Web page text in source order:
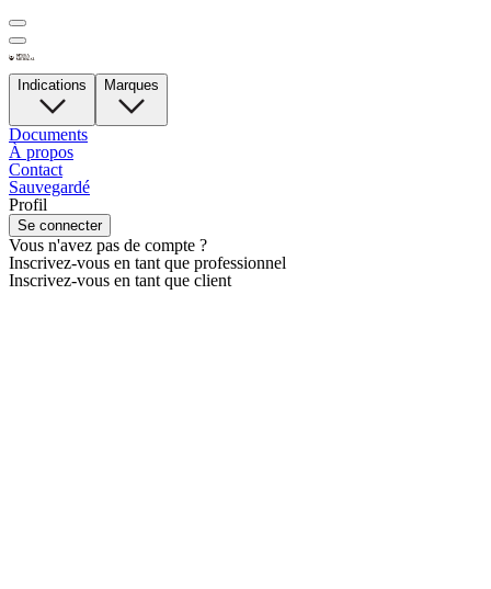
Indications Marques
Documents
À propos
Contact
Sauvegardé
Profil
Se connecter
Vous n'avez pas de compte ?
Inscrivez-vous en tant que professionnel
Inscrivez-vous en tant que client